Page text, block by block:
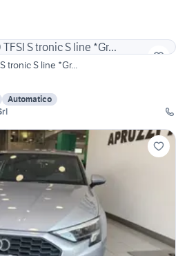
tronic S line *Gr...
Automatico